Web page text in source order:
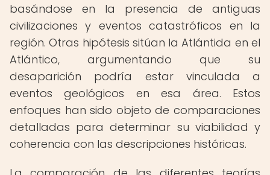
basándose en la presencia de antiguas
civilizaciones y eventos catastróficos en la
región. Otras hipótesis sitúan la Atlántida en el
Atlántico, argumentando que su
desaparición podría estar vinculada a
eventos geológicos en esa área. Estos
enfoques han sido objeto de comparaciones
detalladas para determinar su viabilidad y
coherencia con las descripciones históricas.